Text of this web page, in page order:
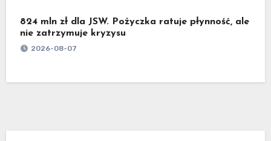
824 mln zł dla JSW. Pożyczka ratuje płynność, ale
nie zatrzymuje kryzysu
2026-08-07